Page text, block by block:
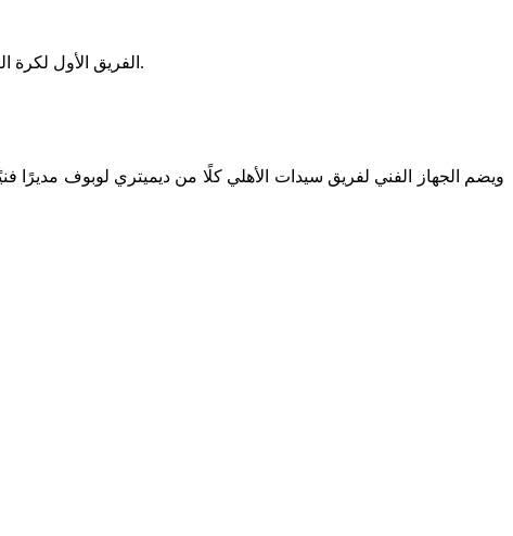
‎الفريق الأول لكرة القدم «سيدات» بالأهلي، يلتقي مع نظيره وادي دجلة، في اللقاء الذي يجمع الفريقين اليوم الجمعة، ضمن منافسات نهائي بطولة كأس مصر.